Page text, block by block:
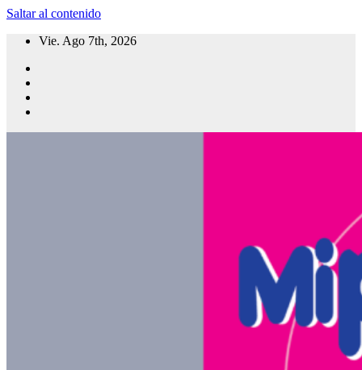
Saltar al contenido
Vie. Ago 7th, 2026